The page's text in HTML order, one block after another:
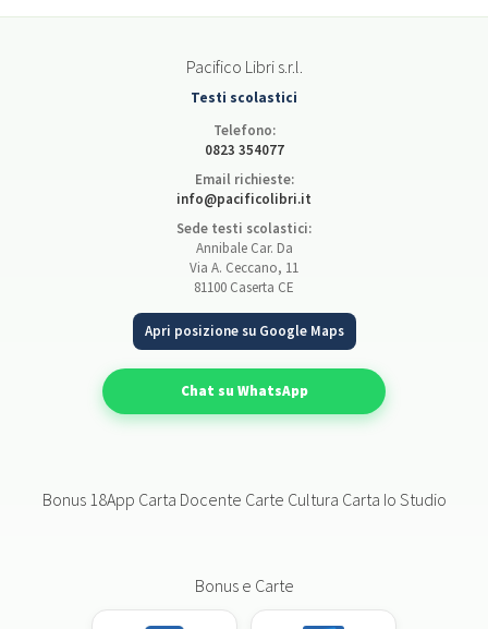
Pacifico Libri s.r.l.
Testi scolastici
Telefono:
0823 354077
Email richieste:
info@pacificolibri.it
Sede testi scolastici:
Annibale Car. Da
Via A. Ceccano, 11
81100 Caserta CE
Apri posizione su Google Maps
Chat su WhatsApp
Bonus 18App Carta Docente Carte Cultura Carta Io Studio
Bonus e Carte